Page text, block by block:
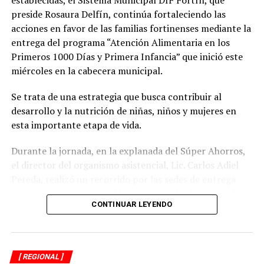
preside Rosaura Delfín, continúa fortaleciendo las
acciones en favor de las familias fortinenses mediante la
entrega del programa “Atención Alimentaria en los
Primeros 1000 Días y Primera Infancia” que inició este
miércoles en la cabecera municipal.
Se trata de una estrategia que busca contribuir al
desarrollo y la nutrición de niñas, niños y mujeres en
esta importante etapa de vida.
Durante la jornada, en la explanada del Súper Ahorros,
el director del organismo asistencial, Lic. Carlos Adiel
para supervisar las actividades desarrolladas por el área
de Plan Alimentario, reconociendo el compromiso y la
beneficio a la población para fortalecer la alimentación
y el desarrollo de las familias.
CONTINUAR LEYENDO
[ REGIONAL ]